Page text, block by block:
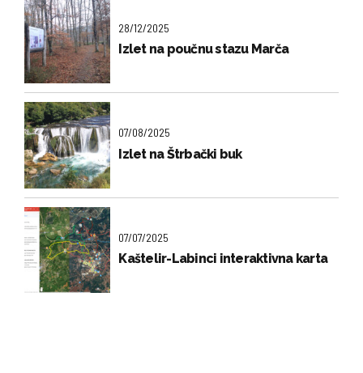
28/12/2025
Izlet na poučnu stazu Marča
07/08/2025
Izlet na Štrbački buk
07/07/2025
Kaštelir-Labinci interaktivna karta